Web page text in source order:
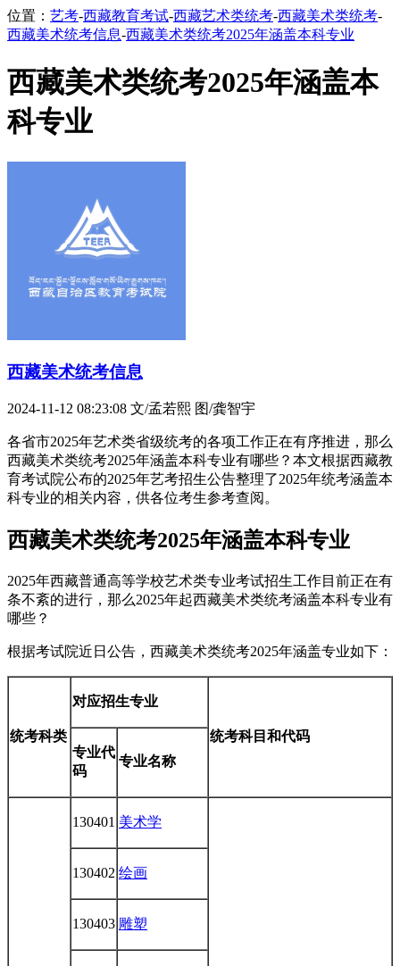
位置： 艺考-西藏教育考试-西藏艺术类统考-西藏美术类统考-
西藏美术统考信息-西藏美术类统考2025年涵盖本科专业
西藏美术类统考2025年涵盖本
科专业
西藏美术统考信息
2024-11-12 08:23:08 文/孟若熙 图/龚智宇
各省市2025年艺术类省级统考的各项工作正在有序推进，那么
西藏美术类统考2025年涵盖本科专业有哪些？本文根据西藏教
育考试院公布的2025年艺考招生公告整理了2025年统考涵盖本
科专业的相关内容，供各位考生参考查阅。
西藏美术类统考2025年涵盖本科专业
2025年西藏普通高等学校艺术类专业考试招生工作目前正在有
条不紊的进行，那么2025年起西藏美术类统考涵盖本科专业有
哪些？
根据考试院近日公告，西藏美术类统考2025年涵盖专业如下：
统考科类
对应招生专业
统考科目和代码
专业代
码
专业名称
130401 美术学
130402 绘画
130403 雕塑